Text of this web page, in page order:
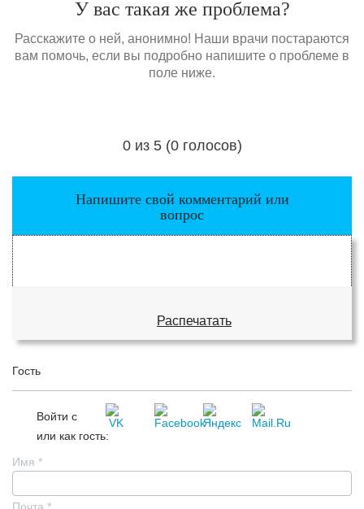
У вас такая же проблема?
Расскажите о ней, анонимно! Наши врачи постараются
вам помочь, если вы подробно напишите о проблеме в
поле ниже.
Загрузка...
0 из 5 (0 голосов)
Напишите свой комментарий или
вопрос
Распечатать
Гость
Войти с
или как гость:
Имя *